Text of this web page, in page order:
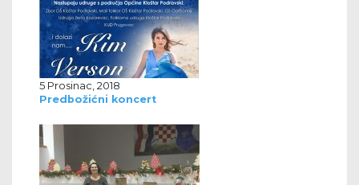
5 Prosinac, 2018
Predbožićni koncert